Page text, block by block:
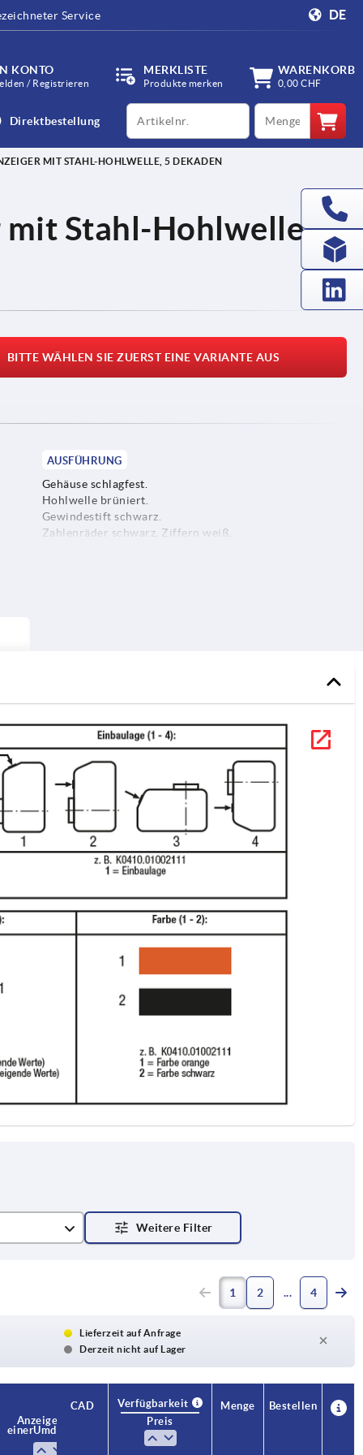
Service DE
KONTO
/ Registrieren
MERKLISTE
Produkte merken
WARENKORB
0,00 CHF
Direktbestellung
productCode qty
MIT STAHL-HOHLWELLE, 5 DEKADEN
mit Stahl-Hohlwelle, 5
BITTE WÄHLEN SIE ZUERST EINE VARIANTE AUS
AUSFÜHRUNG
Gehäuse schlagfest.
Hohlwelle brüniert.
Gewindestift schwarz.
Zahlenräder schwarz, Ziffern weiß.
1 2 4
Lieferzeit auf Anfrage
Derzeit nicht auf Lager
Anzeige nach
einer Umdrehung
max.
Drehzahl 1/min
CAD
Verfügbarkeit
Preis
Menge Bestellen